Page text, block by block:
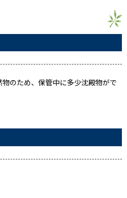
のため、保管中に多少沈殿物がで